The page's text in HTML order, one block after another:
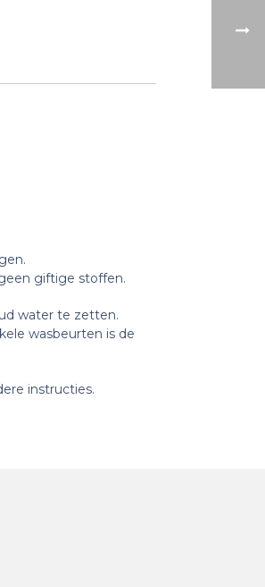
giftige stoffen.
water te zetten.
wasbeurten is de
instructies.